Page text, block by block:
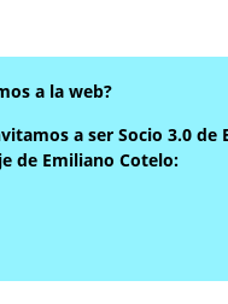
a la web?
a ser Socio 3.0 de
de Emiliano Cotelo: